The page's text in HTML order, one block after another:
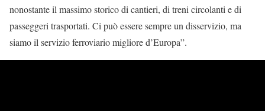
nonostante il massimo storico di cantieri, di treni circolanti e di
passeggeri trasportati. Ci può essere sempre un disservizio, ma
siamo il servizio ferroviario migliore d’Europa”.